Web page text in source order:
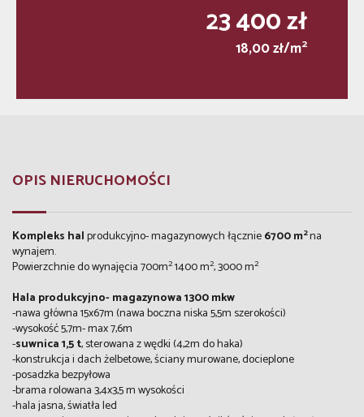
23 400 zł
18,00 zł/m2
OPIS NIERUCHOMOŚCI
Kompleks halprodukcyjno- magazynowych łącznie6700 m2na
wynajem.
Powierzchnie do wynajęcia 700m21400 m2, 3000 m2
Hala produkcyjno- magazynowa 1300 mkw
-nawa główna 15x67m (nawa boczna niska 5,5m szerokości)
-wysokość 5,7m- max 7,6m
-suwnica 1,5 t, sterowana z wędki (4,2m do haka)
-konstrukcja i dach żelbetowe, ściany murowane, docieplone
-posadzka bezpyłowa
-brama rolowana 3,4x3,5 m wysokości
-hala jasna, światła led